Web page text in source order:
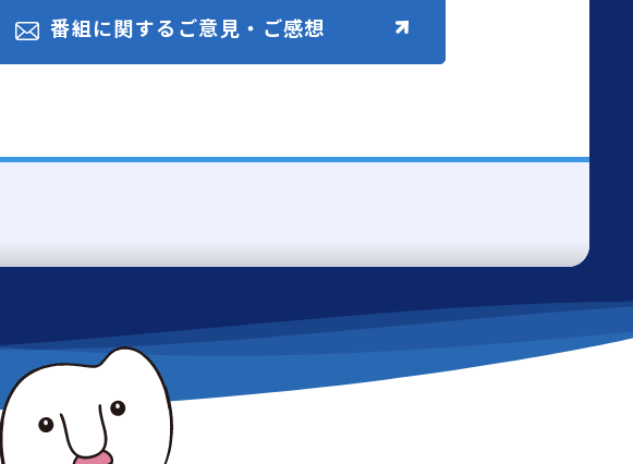
番組に関する ご意見・ご感想